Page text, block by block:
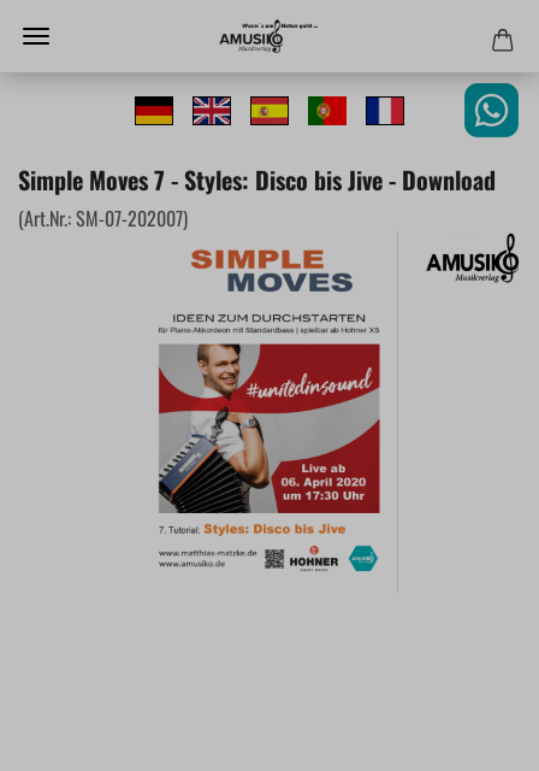
Simple Moves 7 - Styles: Disco bis Jive - Download
(Art.Nr.:SM-07-202007)